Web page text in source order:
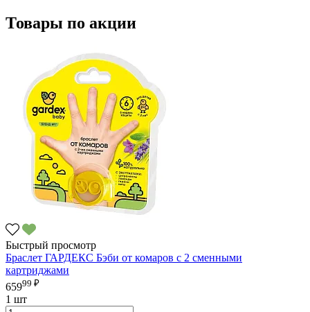
Товары по акции
Быстрый просмотр
Браслет ГАРДЕКС Бэби от комаров с 2 сменными
картриджами
65999 ₽
1 шт